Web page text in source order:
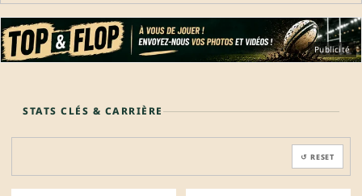
Publicité
STATS CLÉS & CARRIÈRE
↺ RESET